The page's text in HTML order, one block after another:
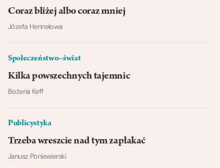
Coraz bliżej albo coraz mniej
Józefa Hennelowa
Społeczeństwo–świat
Kilka powszechnych tajemnic
Bożena Keff
Publicystyka
Trzeba wreszcie nad tym zapłakać
Janusz Poniewierski